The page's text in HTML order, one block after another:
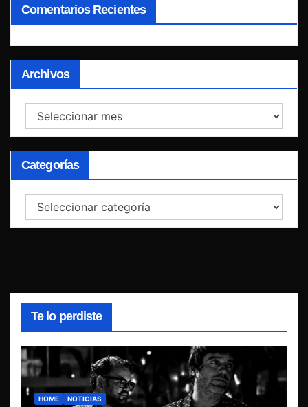
Comentarios Recientes
Archivos
Archivos
Categorías
Categorías
Te lo perdiste
HOME NOTICIAS